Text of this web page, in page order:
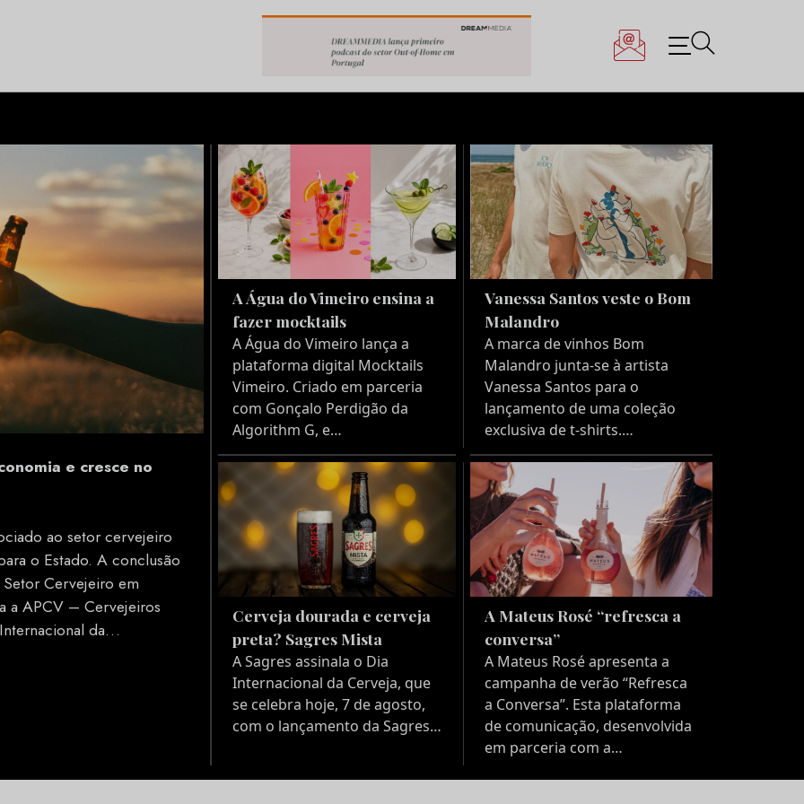
NOTÍCIAS SOBRE OS NEGÓCIOS DO
e cresce no
ao setor cervejeiro
o Estado. A conclusão
Cervejeiro em
a APCV – Cervejeiros
da…
A Água do Vimeiro ensina a
fazer mocktails
A Água do Vimeiro lança a
plataforma digital Mocktails
Vimeiro. Criado em parceria
com Gonçalo Perdigão da
Algorithm G, e…
Vanessa Santos veste o Bom
Malandro
A marca de vinhos Bom
Malandro junta-se à artista
Vanessa Santos para o
lançamento de uma coleção
exclusiva de t-shirts.…
Cerveja dourada e cerveja
preta? Sagres Mista
A Sagres assinala o Dia
Internacional da Cerveja, que
se celebra hoje, 7 de agosto,
com o lançamento da Sagres…
A Mateus Rosé “refresca a
conversa”
A Mateus Rosé apresenta a
campanha de verão “Refresca
a Conversa”. Esta plataforma
de comunicação, desenvolvida
em parceria com a…